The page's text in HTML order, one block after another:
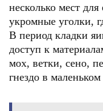
несколько мест
укромные уголки,
В период кладки
доступ к
мох, ветки, сено,
гнездо в